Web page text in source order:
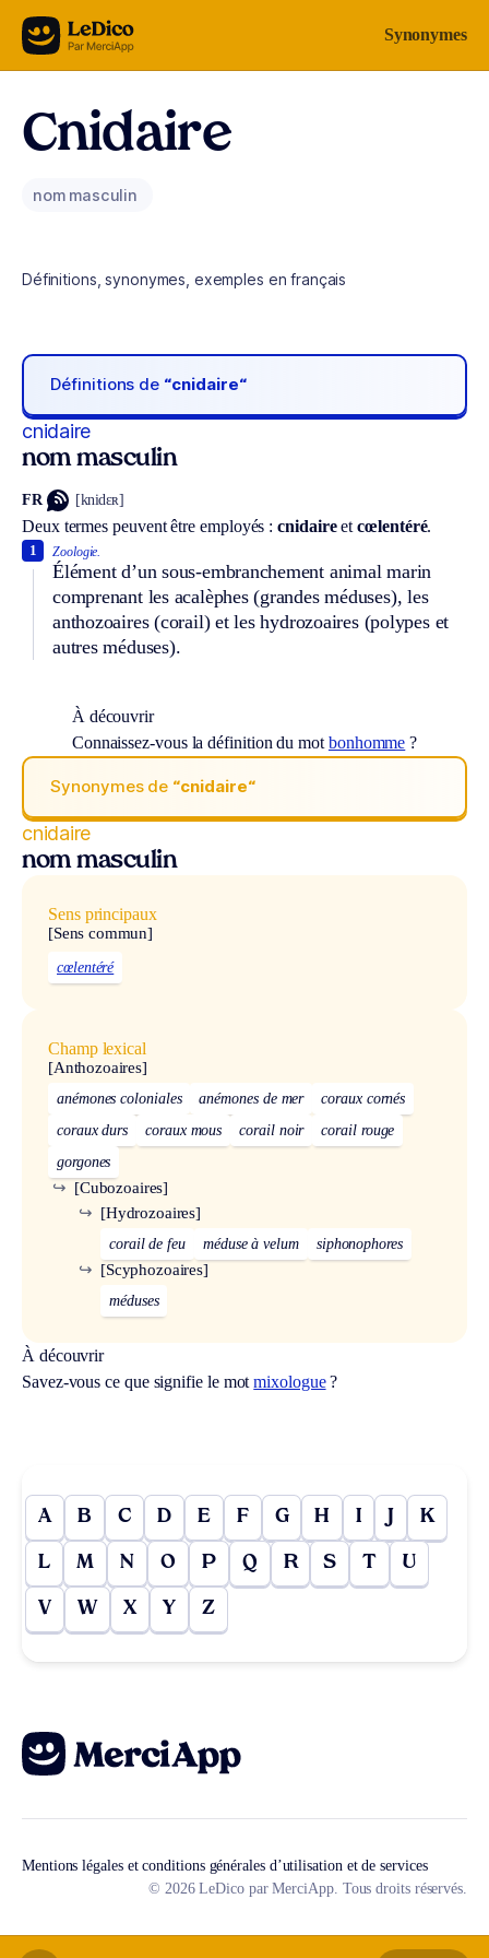
Aller au contenu Synonymes
Cnidaire
nom masculin
Définitions, synonymes, exemples en français
Définitions de “cnidaire“
cnidaire
nom masculin
FR [knidɛʀ]
Deux termes peuvent être employés :cnidaireetcœlentéré.
Zoologie.
Élément d’un sous-embranchement animal marin
comprenant les acalèphes (grandes méduses), les
anthozoaires (corail) et les hydrozoaires (polypes et
autres méduses).
1
À découvrir
Connaissez-vous la définition du mot bonhomme ?
Synonymes de “cnidaire“
cnidaire
nom masculin
Sens principaux
[Sens commun]
cœlentéré
Champ lexical
[Anthozoaires]
anémones coloniales anémones de mer
coraux cornés
coraux durs
coraux mous corail noir
corail rouge
gorgones
[Cubozoaires]
↪
[Hydrozoaires]
↪
corail de feu méduse à velum siphonophores
[Scyphozoaires]
↪
méduses
À découvrir
Savez-vous ce que signifie le motmixologue?
A B C D E F G H I J K
L M N O P Q R S T U
V W X Y Z
Mentions légales et conditions générales d’utilisation et de services
© 2026 LeDico par MerciApp. Tous droits réservés.